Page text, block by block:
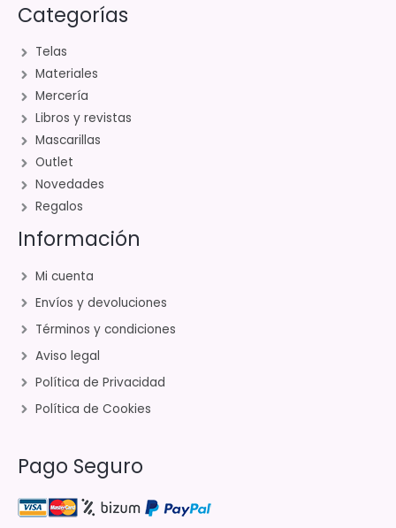
Categorías
Telas
Materiales
Mercería
Libros y revistas
Mascarillas
Outlet
Novedades
Regalos
Información
Mi cuenta
Envíos y devoluciones
Términos y condiciones
Aviso legal
Política de Privacidad
Política de Cookies
Pago Seguro